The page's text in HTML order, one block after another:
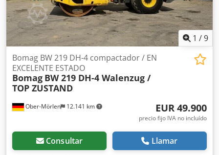
1 /9
Ober-Mörlen 12.141 km
Bomag BW 219 DH-4 compactador / EN
EXCELENTE ESTADO
Bomag BW 219 DH-4 Walenzug /
TOP ZUSTAND
EUR 49.900
precio fijo IVA no incluído
Consultar Llamar